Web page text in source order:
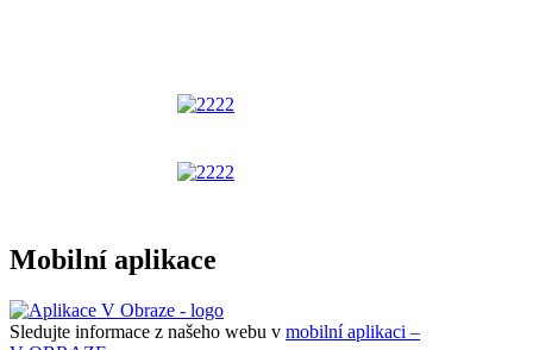
Mobilní aplikace
Sledujte informace z našeho webu v mobilní aplikaci –